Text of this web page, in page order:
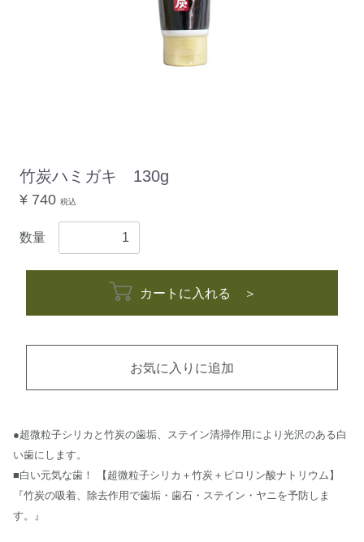
竹炭ハミガキ 130g
¥ 740 税込
数量
カートに入れる ＞
お気に入りに追加
●超微粒子シリカと竹炭の歯垢、ステイン清掃作用により光沢のある白
い歯にします。
■白い元気な歯！ 【超微粒子シリカ＋竹炭＋ピロリン酸ナトリウム】
『竹炭の吸着、除去作用で歯垢・歯石・ステイン・ヤニを予防しま
す。』